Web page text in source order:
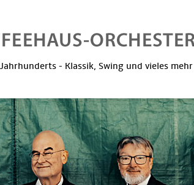
- Klassik, Swing und vieles mehr